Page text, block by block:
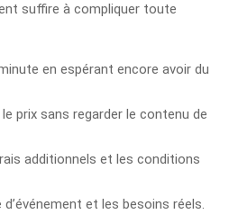
suffire à compliquer toute
en espérant encore avoir du
prix sans regarder le contenu de
additionnels et les conditions
et les besoins réels.